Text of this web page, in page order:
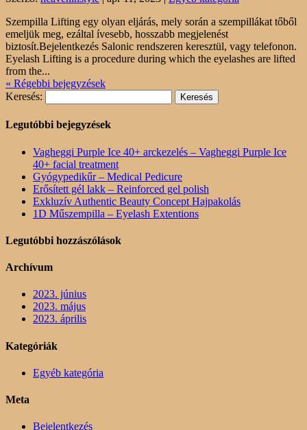
Szempilla Lifting egy olyan eljárás, mely során a szempillákat tőből
emeljük meg, ezáltal ívesebb, hosszabb megjelenést
biztosít.Bejelentkezés Salonic rendszeren keresztül, vagy telefonon.
Eyelash Lifting is a procedure during which the eyelashes are lifted
from the...
« Régebbi bejegyzések
Keresés:
Legutóbbi bejegyzések
Vagheggi Purple Ice 40+ arckezelés – Vagheggi Purple Ice
40+ facial treatment
Gyógypedikűr – Medical Pedicure
Erősített gél lakk – Reinforced gel polish
Exkluzív Authentic Beauty Concept Hajpakolás
1D Műszempilla – Eyelash Extentions
Legutóbbi hozzászólások
Archívum
2023. június
2023. május
2023. április
Kategóriák
Egyéb kategória
Meta
Bejelentkezés